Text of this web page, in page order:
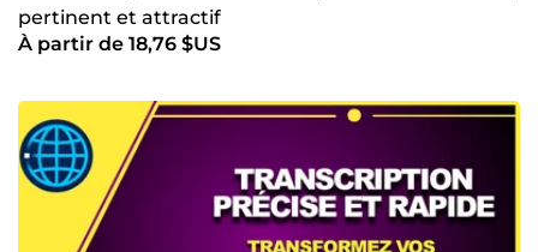
pertinent et attractif
À partir de 18,76 $US